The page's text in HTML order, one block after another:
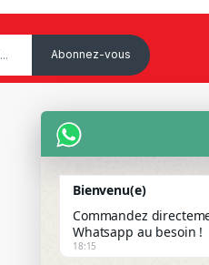
Service Client
Mon Compte
Suivre votre commande
Paiement Par Wave &
Money
Bienvenu(e)
Commandez
Whatsapp au besoin !
18:15